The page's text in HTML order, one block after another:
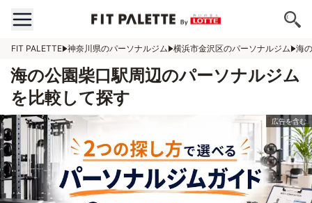
FIT PALETTE 神奈川県のパーソナルジム 横浜市金沢区のパーソナルジム 海
海の公園柴口駅周辺のパーソナルジム
を比較して探す